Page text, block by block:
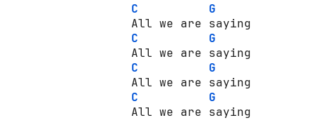
C
G
All we are saying
C
G
All we are saying
C
G
All we are saying
C
G
All we are saying